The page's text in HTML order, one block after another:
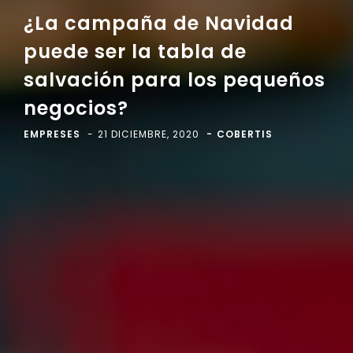
¿La campaña de Navidad
puede ser la tabla de
salvación para los pequeños
negocios?
EMPRESES 21 DICIEMBRE, 2020 COBERTIS